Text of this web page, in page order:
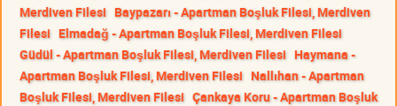
Merdiven Filesi Baypazarı - Apartman Boşluk Filesi, Merdiven
Filesi Elmadağ - Apartman Boşluk Filesi, Merdiven Filesi
Güdül - Apartman Boşluk Filesi, Merdiven Filesi Haymana -
Apartman Boşluk Filesi, Merdiven Filesi Nallıhan - Apartman
Boşluk Filesi, Merdiven Filesi Çankaya Koru - Apartman Boşluk